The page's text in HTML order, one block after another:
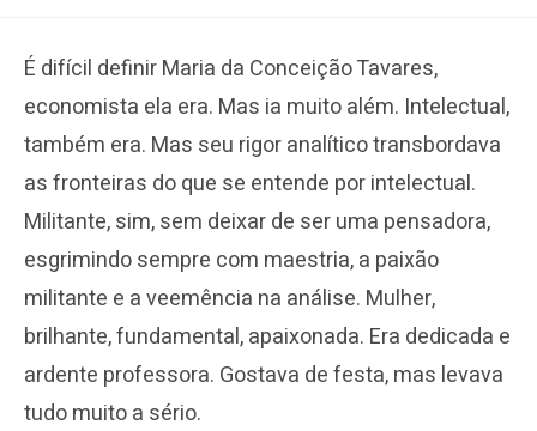
É difícil definir Maria da Conceição Tavares,
economista ela era. Mas ia muito além. Intelectual,
também era. Mas seu rigor analítico transbordava
as fronteiras do que se entende por intelectual.
Militante, sim, sem deixar de ser uma pensadora,
esgrimindo sempre com maestria, a paixão
militante e a veemência na análise. Mulher,
brilhante, fundamental, apaixonada. Era dedicada e
ardente professora. Gostava de festa, mas levava
tudo muito a sério.